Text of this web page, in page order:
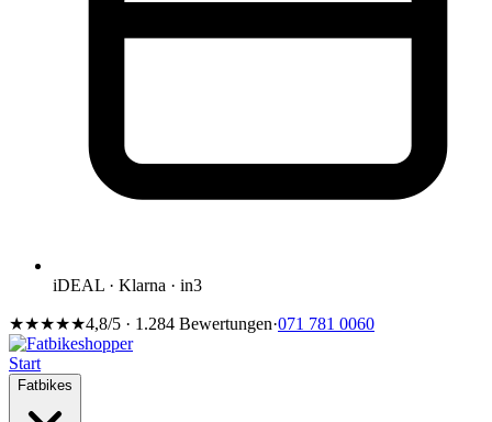
iDEAL · Klarna · in3
★★★★★4,8/5 · 1.284 Bewertungen·071 781 0060
Start
Fatbikes